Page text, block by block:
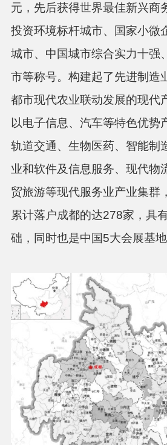
元，先后获得世界最佳新兴商
投资环境标杆城市、国家小微
城市、中国城市综合实力十强
市等称号。构建起了先进制造
都市现代农业联动发展的现代
以电子信息、汽车等特色优势
轨道交通、生物医药、智能制
业和软件及信息服务、现代物
贸旅游等现代服务业产业集群
累计落户成都的达278家，具
础，同时也是中国5大会展基地